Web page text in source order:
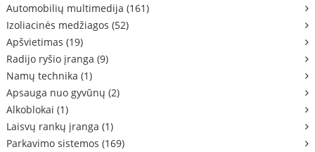
Automobilių multimedija (161)
Izoliacinės medžiagos (52)
Apšvietimas (19)
Radijo ryšio įranga (9)
Namų technika (1)
Apsauga nuo gyvūnų (2)
Alkoblokai (1)
Laisvų rankų įranga (1)
Parkavimo sistemos (169)